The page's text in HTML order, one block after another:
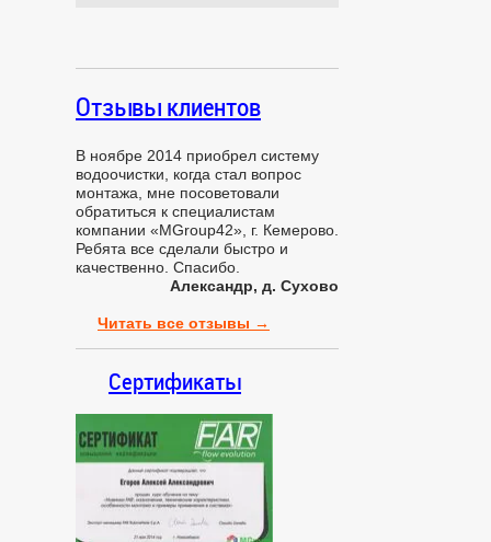
Отзывыклиентов
В ноябре 2014 приобрел систему
водоочистки, когда стал вопрос
монтажа, мне посоветовали
обратиться к специалистам
компании «MGroup42», г. Кемерово.
Ребята все сделали быстро и
качественно. Спасибо.
Александр, д. Сухово
Читать все отзывы →
Сертификаты